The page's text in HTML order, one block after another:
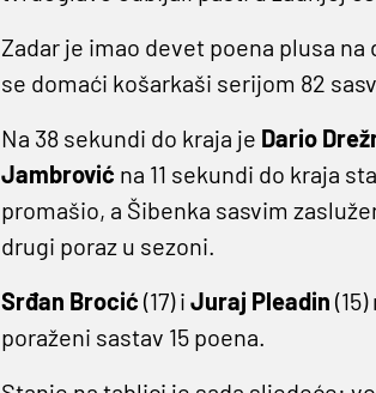
Zadar je imao devet poena plusa
se domaći košarkaši serijom 82
Na 38 sekundi do kraja je Dario
Jambrović na 11 sekundi do kraja
promašio, a Šibenka sasvim
drugi poraz u sezoni.
Srđan Brocić (17) i Juraj Pleadin
poraženi sastav 15 poena.